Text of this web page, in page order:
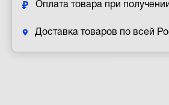
Оплата товара при получении
Доставка товаров по всей